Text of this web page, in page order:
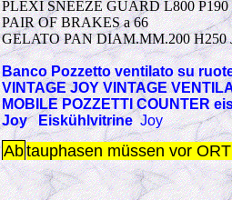
PLEXI SNEEZE GUARD L800 P190
PAIR OF BRAKES a 66
GELATO PAN DIAM.MM.200 H250
Banco Pozzetto ventilato su
VINTAGE JOY VINTAGE
MOBILE POZZETTI COUNTER
Joy EiskühlvitrineJoy
Abtauphasen müssen vor